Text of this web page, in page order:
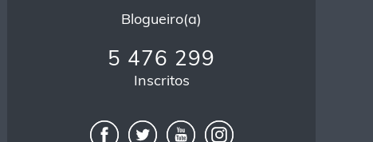
Blogueiro(a)
5 476 299
Inscritos